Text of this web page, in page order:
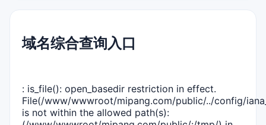
域名综合查询入口
: is_file(): open_basedir restriction in effect.
File(/www/wwwroot/mipang.com/public/../config/
is not within the allowed path(s):